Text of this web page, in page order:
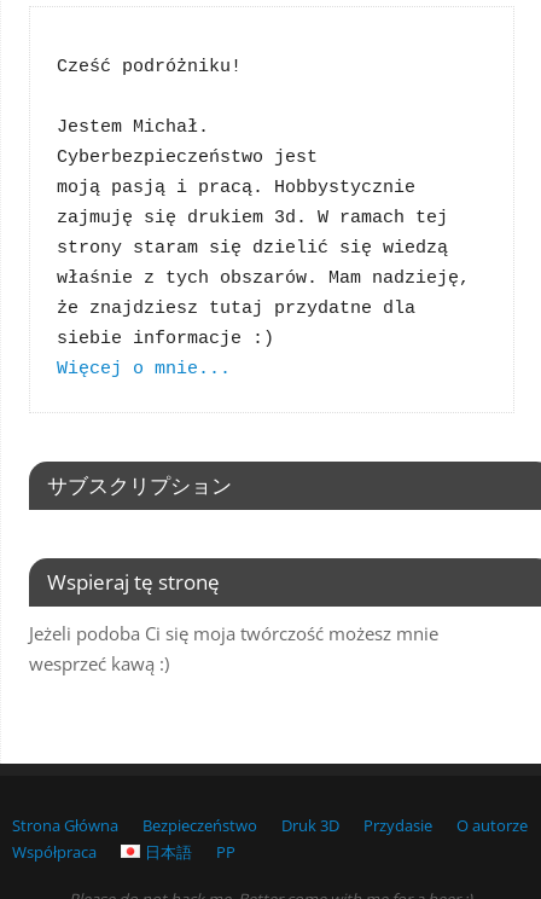
Cześć podróżniku!
Jestem Michał.
Cyberbezpieczeństwo jest
moją pasją i pracą. Hobbystycznie
zajmuję się drukiem 3d. W ramach tej
strony staram się dzielić się wiedzą
właśnie z tych obszarów. Mam nadzieję,
że znajdziesz tutaj przydatne dla
Więcej o mnie...
サブスクリプション
Wspieraj tę stronę
Jeżeli podoba Ci się moja twórczość możesz mnie
wesprzeć kawą :)
Strona Główna Bezpieczeństwo Druk 3D Przydasie
O autorze
Współpraca
日本語 PP